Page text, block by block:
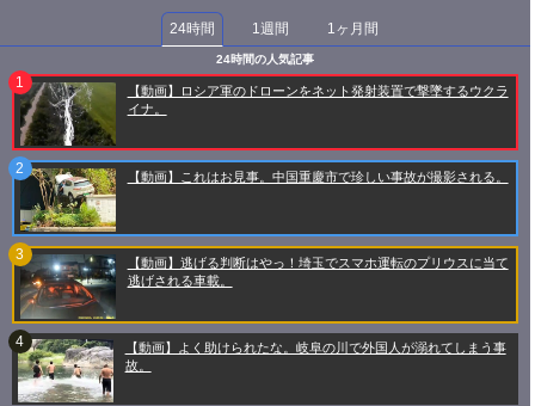
24時間 1週間 1ヶ月間
24時間の人気記事
【動画】ロシア軍のドローンをネット発射装置で撃墜するウクラ
イナ。
【動画】これはお見事。中国重慶市で珍しい事故が撮影される。
【動画】逃げる判断はやっ！埼玉でスマホ運転のプリウスに当て
逃げされる車載。
【動画】よく助けられたな。岐阜の川で外国人が溺れてしまう事
故。